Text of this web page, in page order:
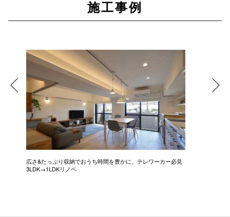
施工事例
広さ&たっぷり収納でおうち時間を豊かに、テレワーカー必見
3LDK→1LDKリノベ